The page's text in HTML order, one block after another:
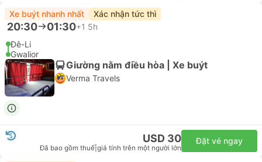
Xe buýt nhanh nhất Xác nhận tức thì
20:30 01:30+1 5h
Đê-Li
Gwalior
Giường nằm điều hòa | Xe buýt
Verma Travels
USD 30
Đã bao gồm thuế giá tính trên một người lớn
Đặt vé ngay